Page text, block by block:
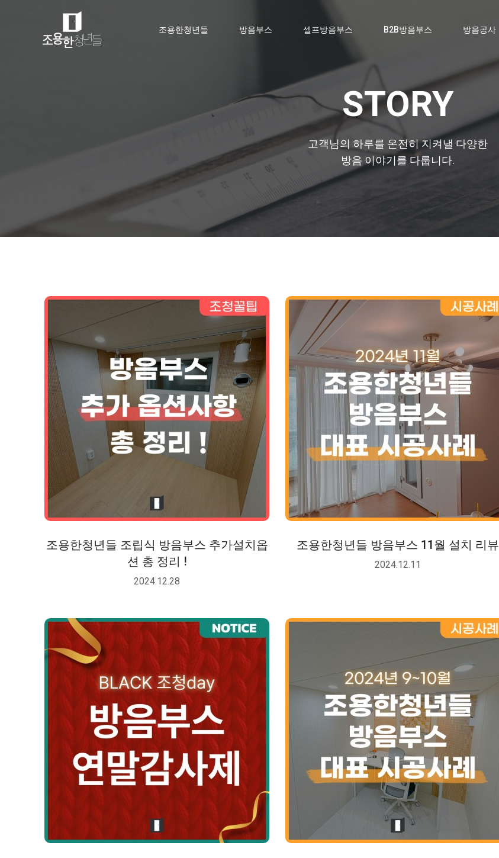
조용한청년들 방음부스 셀프방음부스 B2B방음부스 방음공사
STORY
고객님의 하루를 온전히 지켜낼 다양한
방음 이야기를 다룹니다.
조용한청년들 조립식 방음부스 추가설치옵
션 총 정리 !
2024.12.28
조용한청년들 방음부스 11월 설치 리뷰
2024.12.11